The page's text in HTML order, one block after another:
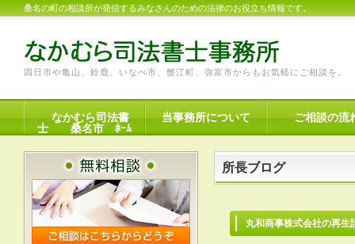
桑名の町の相談所が発信するみなさんのための法律のお役立ち情報です。
四日市や亀山、鈴鹿、いなべ市、蟹江町、弥富市からもお気軽にご相談を。
なかむら司法書
士 桑名市 ﾎｰﾑ
当事務所について ご相談の流
所長ブログ
丸和商事株式会